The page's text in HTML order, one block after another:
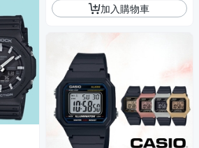
加入購物車